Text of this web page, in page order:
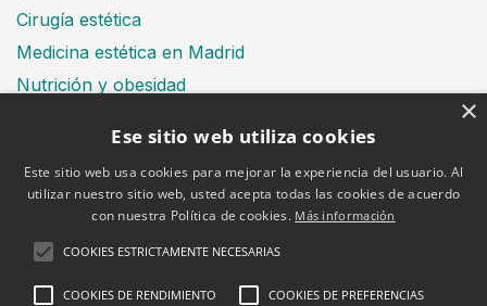
Cirugía estética
Medicina estética en Madrid
Nutrición y obesidad
Financiación
Política de cookies
×
Ese sitio web utiliza cookies
Este sitio web usa cookies para mejorar la experiencia del usuario. Al
utilizar nuestro sitio web, usted acepta todas las cookies de acuerdo
con nuestra Política de cookies. Más información
COOKIES ESTRICTAMENTE NECESARIAS
COOKIES DE RENDIMIENTO COOKIES DE PREFERENCIAS